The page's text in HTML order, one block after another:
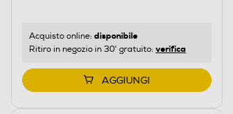
Acquisto online: disponibile
Ritiro in negozio in 30' gratuito: verifica
AGGIUNGI